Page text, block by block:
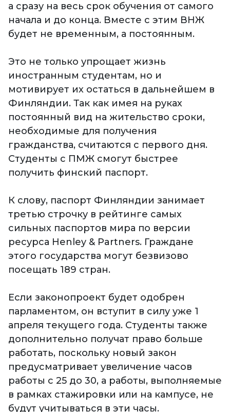
а сразу на весь срок обучения от самого
начала и до конца. Вместе с этим ВНЖ
будет не временным, а постоянным.
Это не только упрощает жизнь
иностранным студентам, но и
мотивирует их остаться в дальнейшем в
Финляндии. Так как имея на руках
постоянный вид на жительство сроки,
необходимые для получения
гражданства, считаются с первого дня.
Студенты с ПМЖ смогут быстрее
получить финский паспорт.
К слову, паспорт Финляндии занимает
третью строчку в рейтинге самых
сильных паспортов мира по версии
ресурса Henley & Partners. Граждане
этого государства могут безвизово
посещать 189 стран.
Если законопроект будет одобрен
парламентом, он вступит в силу уже 1
апреля текущего года. Студенты также
дополнительно получат право больше
работать, поскольку новый закон
предусматривает увеличение часов
работы с 25 до 30, а работы, выполняемые
в рамках стажировки или на кампусе, не
будут учитываться в эти часы.